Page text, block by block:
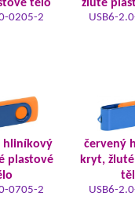
tělo
0205-2
žluté
USB6-
hliníkový
plastové
0705-2
červený
kryt,
USB6-